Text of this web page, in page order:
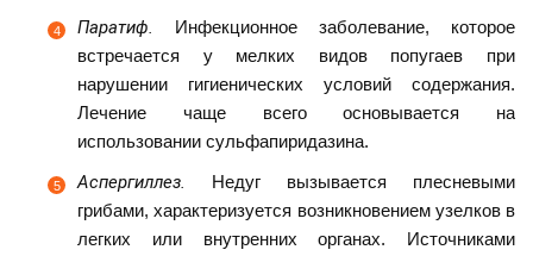
Паратиф.
Инфекционное заболевание, которое
встречается у мелких видов попугаев при
нарушении гигиенических условий содержания.
Лечение чаще всего основывается на
использовании сульфапиридазина.
Аспергиллез. Недуг вызывается плесневыми
грибами, характеризуется возникновением узелков в
легких или внутренних органах. Источниками